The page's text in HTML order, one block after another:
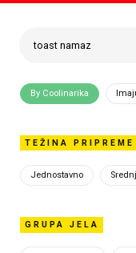
By Coolinarika
TEŽINA PRIPREME
Jednostavno
GRUPA JELA